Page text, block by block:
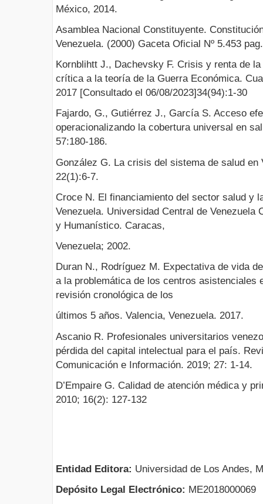
México, 2014.
Asamblea Nacional Constituyente.
Venezuela. (2000) Gaceta Oficial Nº 5.453
Kornblihtt J., Dachevsky F. Crisis y renta de
crítica a la teoría de la Guerra Económica.
2017 [Consultado el 06/08/2023]34(94):1-30
Fajardo, G., Gutiérrez J., García S. Acceso
operacionalizando la cobertura universal en
57:180-186.
González G. La crisis del sistema de salud en
22(1):6-7.
Croce N. El financiamiento del sector salud y
Venezuela. Universidad Central de Venezuela
y Humanístico. Caracas,
Venezuela; 2002.
Duran N., Rodríguez M. Expectativa de vida
a la problemática de los centros asistenciales
revisión cronológica de los
últimos 5 años. Valencia, Venezuela. 2017.
Ascanio R. Profesionales universitarios
pérdida del capital intelectual para el país.
Comunicación e Información. 2019; 27: 1-14.
D’Empaire G. Calidad de atención médica y
2010; 16(2): 127-132
Entidad Editora: Universidad de Los Andes,
Depósito Legal Electrónico: ME2018000069